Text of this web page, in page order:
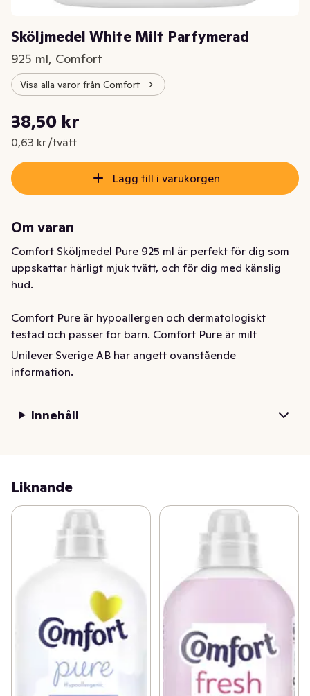
Sköljmedel White Milt Parfymerad
925 ml, Comfort
Visa alla varor från Comfort
Nuvarande pris är: 38,50 kr
38,50 kr
0,63 kr /tvätt
Styckpris: 0,63 kr /tvätt
Lägg till i varukorgen
Om varan
Comfort Sköljmedel Pure 925 ml är perfekt för dig som
uppskattar härligt mjuk tvätt, och för dig med känslig
hud.
Comfort Pure är hypoallergen och dermatologiskt
testad och passer for barn. Comfort Pure är milt
parfymerad och passar därför dig som uppskattar
mjukheten av ett sköljmedel, men som inte vill ha en
Comfort Pure hjälper dig släta ut fibrerna i kläderna och
få dem att kännas extra mjuka, ta bort skrynklighet och
dina kläder från dålig lukt så att du kan njuta av en
fräschhet som håller längre. Sköljmedlet är koncentrerat
Fördelar med Comfort Sköljmedel:
• Dermatologiskt testad och milt parfymerat
• Gör kläder och handdukar mjuka och milt doftande
• Minskar statisk elektricitet
• Gör kläderna enklare att stryka
• Bevarar klädernas färg och form
Unilever Sverige AB har angett ovanstående
information.
Innehåll
Liknande